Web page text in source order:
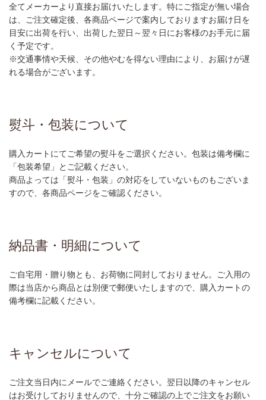
全てメーカーより直接お届けいたします。特にご指定が無い場合
は、ご注文確定後、各商品ページで案内しておりますお届け日を
目安に出荷を行い、出荷した翌日～翌々日にお客様のお手元に届
く予定です。
※交通事情や天候、その他やむを得ない理由により、お届けが遅
れる場合がございます。
熨斗・包装について
購入カートにてご希望の熨斗をご選択ください。包装は備考欄に
「包装希望」とご記載ください。
商品よっては「熨斗・包装」の対応をしていないものもございま
すので、各商品ページをご確認ください。
納品書・明細について
ご自宅用・贈り物とも、お荷物に同封しておりません。ご入用の
際は当店から商品とは別便で郵便いたしますので、購入カートの
備考欄に記載ください。
キャンセルについて
ご注文当日内にメールでご連絡ください。翌日以降のキャンセル
はお受けしておりませんので、十分ご確認の上でご注文をお願い